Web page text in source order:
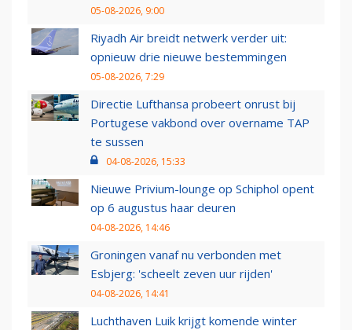
05-08-2026, 9:00
Riyadh Air breidt netwerk verder uit:
opnieuw drie nieuwe bestemmingen
05-08-2026, 7:29
Directie Lufthansa probeert onrust bij
Portugese vakbond over overname TAP
te sussen
04-08-2026, 15:33
Nieuwe Privium-lounge op Schiphol opent
op 6 augustus haar deuren
04-08-2026, 14:46
Groningen vanaf nu verbonden met
Esbjerg: 'scheelt zeven uur rijden'
04-08-2026, 14:41
Luchthaven Luik krijgt komende winter